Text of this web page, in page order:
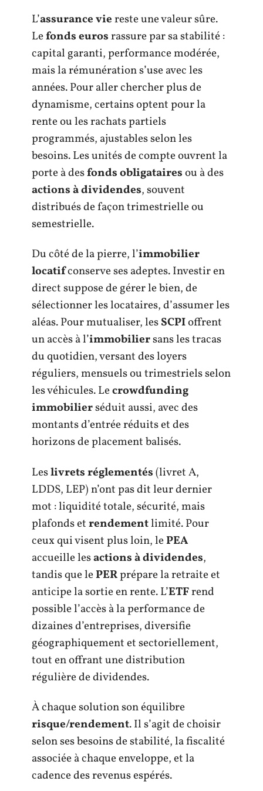
L’assurance viereste une valeur sûre.
Lefonds eurosrassure par sa stabilité :
capital garanti, performance modérée,
mais la rémunération s’use avec les
années. Pour aller chercher plus de
dynamisme, certains optent pour la
rente ou les rachats partiels
programmés, ajustables selon les
besoins. Les unités de compte ouvrent la
porte à desfonds obligatairesou à des
actions à dividendes, souvent
distribués de façon trimestrielle ou
semestrielle.
Du côté de la pierre, l’immobilier
locatifconserve ses adeptes. Investir en
direct suppose de gérer le bien, de
sélectionner les locataires, d’assumer les
aléas. Pour mutualiser, lesSCPIoffrent
un accès à l’immobiliersans les tracas
du quotidien, versant des loyers
réguliers, mensuels ou trimestriels selon
les véhicules. Lecrowdfunding
immobilierséduit aussi, avec des
montants d’entrée réduits et des
horizons de placement balisés.
Leslivrets réglementés(livret A,
LDDS, LEP) n’ont pas dit leur dernier
mot : liquidité totale, sécurité, mais
plafonds etrendementlimité. Pour
ceux qui visent plus loin, lePEA
accueille lesactions à dividendes,
tandis que lePERprépare la retraite et
anticipe la sortie en rente. L’ETFrend
possible l’accès à la performance de
dizaines d’entreprises, diversifie
géographiquement et sectoriellement,
tout en offrant une distribution
régulière de dividendes.
À chaque solution son équilibre
risque/rendement. Il s’agit de choisir
selon ses besoins de stabilité, la fiscalité
associée à chaque enveloppe, et la
cadence des revenus espérés.